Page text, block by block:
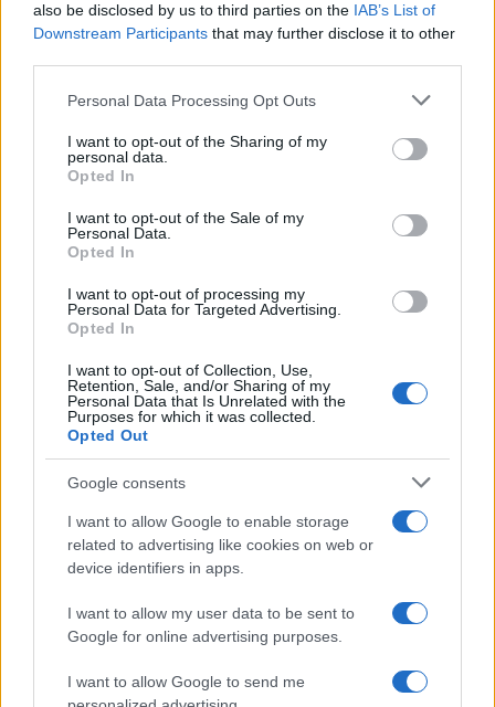
also be disclosed by us to third parties on the IAB’s List of
Downstream Participants that may further disclose it to other
Please note that this website/app uses one or more Google
not limited to your visit or usage behaviour. You may click to
grant or deny consent to Google and its third-party tags to
use your data for below specified purposes in below Google
consent section.
Personal Data Processing Opt Outs
I want to opt-out of the Sharing of my
personal data.
Opted In
I want to opt-out of the Sale of my
Personal Data.
Opted In
I want to opt-out of processing my
Personal Data for Targeted Advertising.
Opted In
I want to opt-out of Collection, Use,
Retention, Sale, and/or Sharing of my
Personal Data that Is Unrelated with the
Purposes for which it was collected.
Opted Out
Google consents
I want to allow Google to enable storage
related to advertising like cookies on web or
device identifiers in apps.
I want to allow my user data to be sent to
Google for online advertising purposes.
I want to allow Google to send me
Continua a leggere
MONEY NEWS
Borse europee in rosso: petrolio in rialzo e focus su
Federal Reserve
Edoardo Vitali · 30 Lug 2026